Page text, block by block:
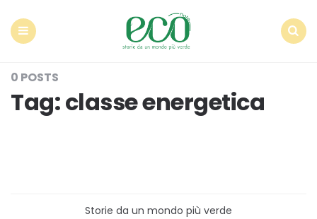
0 POSTS
Tag:classe energetica
Storie da un mondo più verde